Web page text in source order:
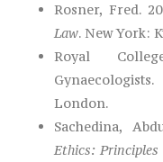
Rosner, Fred.
Law. New York:
Royal
Gynaecologists.
London.
Sachedina,
Ethics: